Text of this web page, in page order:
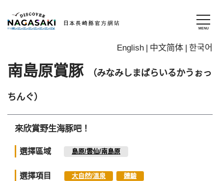
English 中文简体 한국어
南島原賞豚 （みなみしまばらいるかうぉっ
ちんぐ）
來欣賞野生海豚吧！
選擇區域 島原/雲仙/南島原
選擇項目 大自然/溫泉 體驗